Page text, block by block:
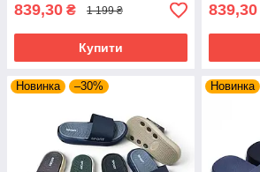
839,30 ₴ 1 199 ₴
Купити
839,30
Новинка –30% Новинка